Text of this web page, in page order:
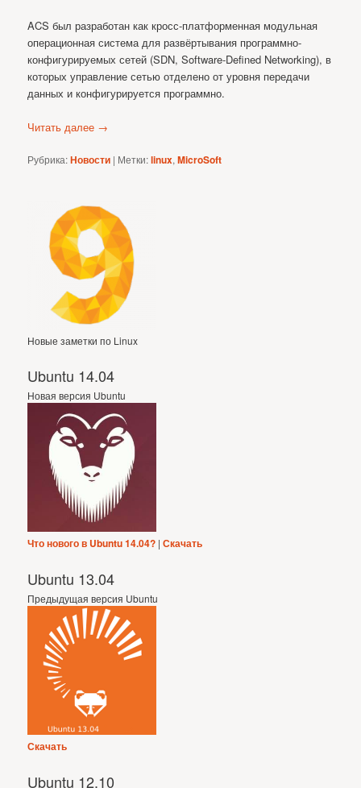
ACS был разработан как кросс-платформенная модульная
операционная система для развёртывания программно-
конфигурируемых сетей (SDN, Software-Defined Networking), в
которых управление сетью отделено от уровня передачи
данных и конфигурируется программно.
Читать далее →
Рубрика:Новости | Метки:linux,MicroSoft
Новые заметки по Linux
Ubuntu 14.04
Новая версия Ubuntu
Что нового в Ubuntu 14.04? |Скачать
Ubuntu 13.04
Предыдущая версия Ubuntu
Скачать
Ubuntu 12.10